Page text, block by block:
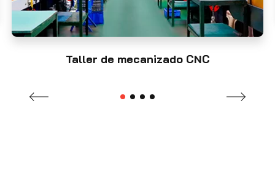
Taller de mecanizado CNC